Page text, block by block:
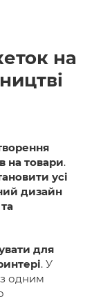
на
на товари.
усі
дизайн
для
. У
одним